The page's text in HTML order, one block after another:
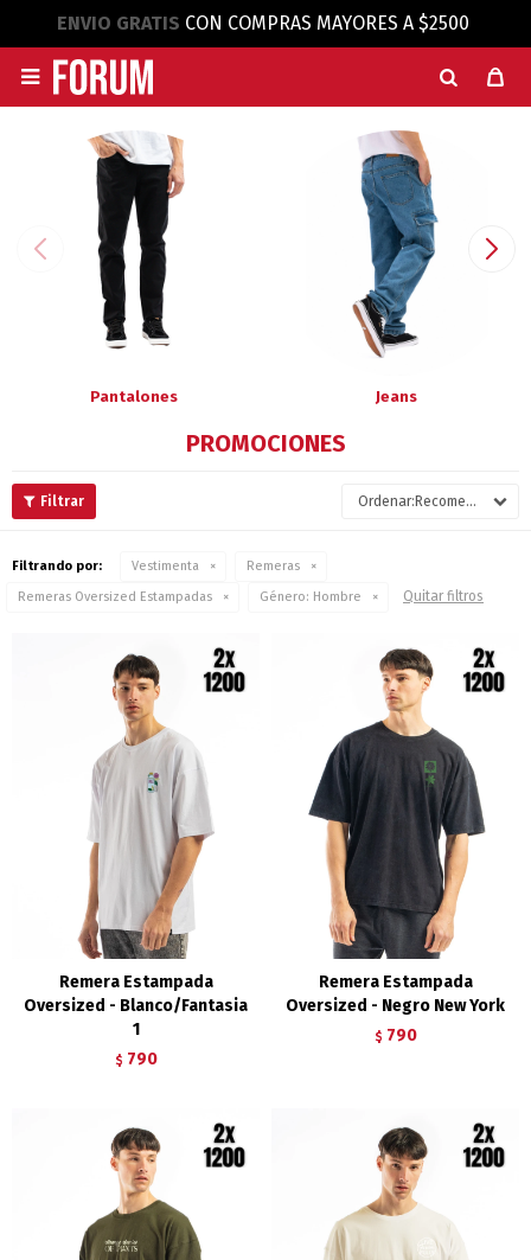
ENVIO GRATIS CON COMPRAS MAYORES A $2500

Pantalones Jeans
PROMOCIONES
Recomendados
Filtrando por: Vestimenta
Remeras
Remeras Oversized Estampadas
Género: Hombre Quitar filtros
Remera Estampada
Oversized - Blanco/Fantasia
1
$ 790
Remera Estampada
Oversized - Negro New York
$ 790